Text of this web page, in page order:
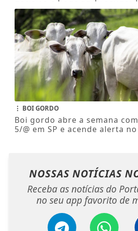
BOI GORDO
Boi gordo abre a semana
5/@ em SP e acende alerta
NOSSAS NOTÍCIAS
Receba as notícias do
no seu app favorito de